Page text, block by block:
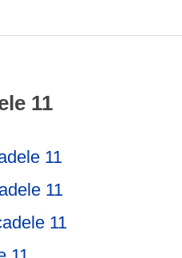
11
11
11
11